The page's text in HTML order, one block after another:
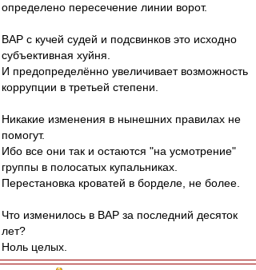
определено пересечение линии ворот.
ВАР с кучей судей и подсвинков это исходно
субъективная хуйня.
И предопределённо увеличивает возможность
коррупции в третьей степени.
Никакие изменения в нынешних правилах не
помогут.
Ибо все они так и остаются "на усмотрение"
группы в полосатых купальниках.
Перестановка кроватей в борделе, не более.
Что изменилось в ВАР за последний десяток
лет?
Ноль целых.